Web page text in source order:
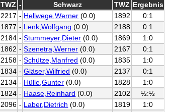
TWZ - Schwarz TWZ Ergebnis
2217 - Hellwege,Werner (0.0) 1892
0:1
1877 - Lenk,Wolfgang (0.0) 2188
0:1
2184 - Stummeyer,Dieter (0.0) 1869
1:0
1862 - Szenetra,Werner (0.0) 2167
0:1
2158 - Schütze,Manfred (0.0) 1835
1:0
1834 - Gläser,Wilfried (0.0) 2137
0:1
2134 - Hülle,Gunter (0.0) 1828
1:0
1824 - Haase,Reinhard (0.0) 2102
½:½
2096 - Laber,Dietrich (0.0) 1819
1:0